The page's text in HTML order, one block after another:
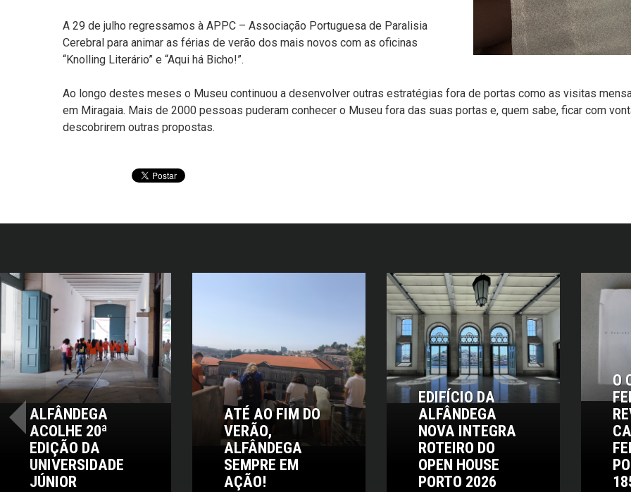
A 29 de julho regressamos à APPC – Associação Portuguesa de Paralisia
Cerebral para animar as férias de verão dos mais novos com as oficinas
“Knolling Literário” e “Aqui há Bicho!”.
Ao longo destes meses o Museu continuou a desenvolver outras estratégias fora de portas como as visitas
em Miragaia. Mais de 2000 pessoas puderam conhecer o Museu fora das suas portas e, quem sabe, ficar com
descobrirem outras propostas.
ALFÂNDEGA
ACOLHE 20ª
EDIÇÃO DA
UNIVERSIDADE
JÚNIOR
ATÉ AO FIM DO
VERÃO,
ALFÂNDEGA
SEMPRE EM
AÇÃO!
EDIFÍCIO DA
ALFÂNDEGA
NOVA INTEGRA
ROTEIRO DO
OPEN HOUSE
PORTO 2026
O